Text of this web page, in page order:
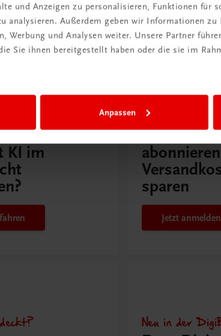
und Anzeigen zu personalisieren, Funktionen für
analysieren. Außerdem geben wir Informationen zu
Werbung und Analysen weiter. Unsere Partner
Sie ihnen bereitgestellt haben oder die sie im
Anpassen
KI im
Rabattcode
Newsletter
sparen
Jetzt anmelden
Neu in der